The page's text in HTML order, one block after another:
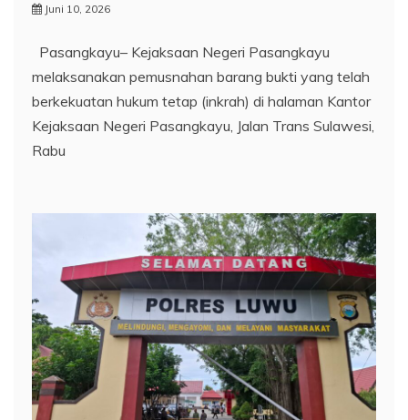
Juni 10, 2026
Pasangkayu– Kejaksaan Negeri Pasangkayu
melaksanakan pemusnahan barang bukti yang telah
berkekuatan hukum tetap (inkrah) di halaman Kantor
Kejaksaan Negeri Pasangkayu, Jalan Trans Sulawesi,
Rabu